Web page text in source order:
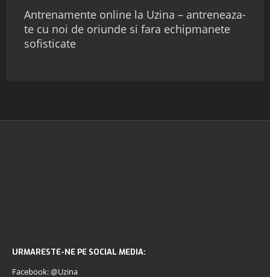
Antrenamente online la Uzina – antreneaza-
te cu noi de oriunde si fara echipmanete
sofisticate
URMARESTE-NE PE SOCIAL MEDIA:
Facebook: @Uzina